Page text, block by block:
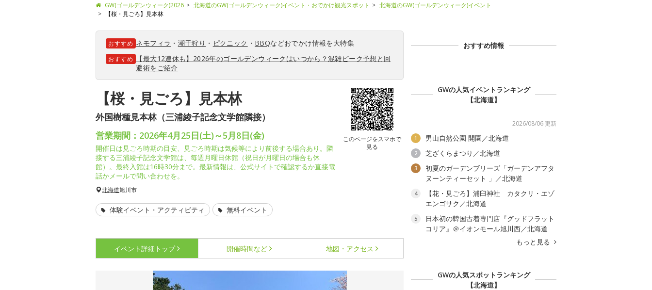
GW(ゴールデンウィーク)2026 北海道のGW(ゴールデンウィーク)イベント・おでかけ観光スポット
北海道のGW(ゴールデンウィーク)イベント
【桜・見ごろ】見本林
おすすめ ネモフィラ ・ 潮干狩り ・ ピクニック ・ BBQなどおでかけ情報を大特集
おすすめ
【最大12連休も】2026年のゴールデンウィークはいつから？混雑ピーク予想と回
避術をご紹介
【桜・見ごろ】見本林
外国樹種見本林（三浦綾子記念文学館隣接）
このページをスマホで
見る
営業期間：2026年4月25日(土)～5月8日(金)
開催日は見ごろ時期の目安、見ごろ時期は気候等により前後する場合あり。隣
接する三浦綾子記念文学館は、毎週月曜日休館（祝日が月曜日の場合も休
館）。最終入館は16時30分まで。最新情報は、公式サイトで確認するか直接電
話かメールで問い合わせを。
北海道旭川市
体験イベント・アクティビティ 無料イベント
イベント詳細 トップ 開催時間など 地図・アクセス
おすすめ情報
GWの人気イベントランキング
【北海道】
2026/08/06 更新
1 男山自然公園 開園／北海道
2 芝ざくらまつり／北海道
3
初夏のガーデンブリーズ「ガーデンアフタ
ヌーンティーセット 」／北海道
4
【花・見ごろ】浦臼神社 カタクリ・エゾ
エンゴサク／北海道
5
日本初の韓国古着専門店『グッドフラット
コリア』＠イオンモール旭川西／北海道
もっと見る
GWの人気スポットランキング
【北海道】